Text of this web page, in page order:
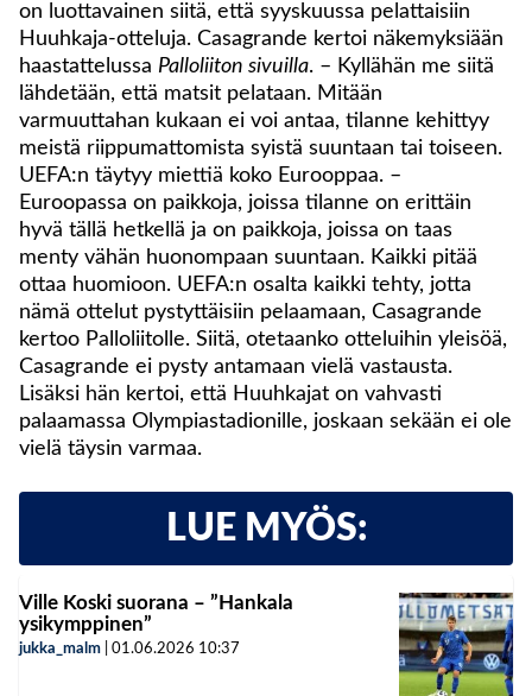
on luottavainen siitä, että syyskuussa pelattaisiin
Huuhkaja-otteluja. Casagrande kertoi näkemyksiään
haastattelussa Palloliiton sivuilla. – Kyllähän me siitä
lähdetään, että matsit pelataan. Mitään
varmuuttahan kukaan ei voi antaa, tilanne kehittyy
meistä riippumattomista syistä suuntaan tai toiseen.
UEFA:n täytyy miettiä koko Eurooppaa. –
Euroopassa on paikkoja, joissa tilanne on erittäin
hyvä tällä hetkellä ja on paikkoja, joissa on taas
menty vähän huonompaan suuntaan. Kaikki pitää
ottaa huomioon. UEFA:n osalta kaikki tehty, jotta
nämä ottelut pystyttäisiin pelaamaan, Casagrande
kertoo Palloliitolle. Siitä, otetaanko otteluihin yleisöä,
Casagrande ei pysty antamaan vielä vastausta.
Lisäksi hän kertoi, että Huuhkajat on vahvasti
palaamassa Olympiastadionille, joskaan sekään ei ole
vielä täysin varmaa.
LUE MYÖS:
Ville Koski suorana – ”Hankala
ysikymppinen”
jukka_malm 01.06.2026 10:37